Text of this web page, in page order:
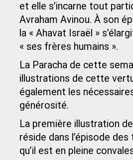
et elle s’incarne tout
Avraham Avinou. À son
la « Ahavat Israël »
« ses frères humains ».
La Paracha de cette
illustrations de cette
également les
générosité.
La première illustration
réside dans l’épisode
qu’il est en pleine